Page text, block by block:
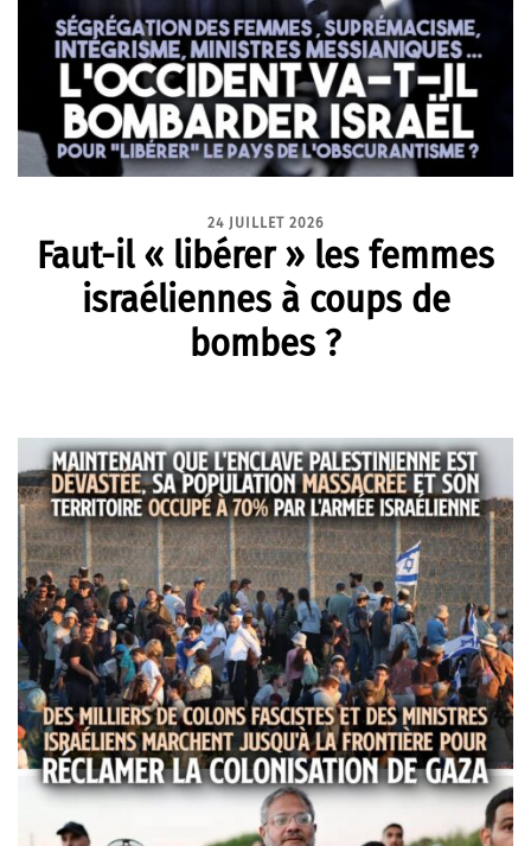
24 JUILLET 2026
Faut-il « libérer » les femmes
israéliennes à coups de
bombes ?